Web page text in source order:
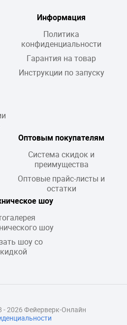
Информация
Политика
конфиденциальности
Гарантия на товар
Инструкции по запуску
Оптовым покупателям
Система скидок и
преимущества
Оптовые прайс-листы и
остатки
шоу
шоу
шоу со
- 2026 Фейерверк-Онлайн